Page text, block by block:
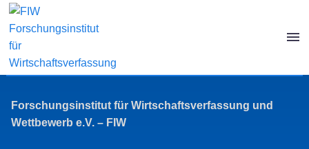
Forschungsinstitut für Wirtschaftsverfassung und
Wettbewerb e.V. – FIW